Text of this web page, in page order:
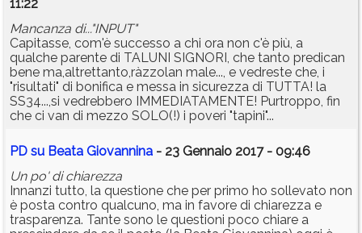
11:22
Mancanza di..."INPUT"
Capitasse, com'è successo a chi ora non c'è più, a
qualche parente di TALUNI SIGNORI, che tanto predican
bene ma,altrettanto,ràzzolan male..., e vedreste che, i
"risultati" di bonifica e messa in sicurezza di TUTTA! la
SS34...,si vedrebbero IMMEDIATAMENTE! Purtroppo, fin
che ci van di mezzo SOLO(!) i poveri "tapini"...
PD su Beata Giovannina - 23 Gennaio 2017 - 09:46
Un po' di chiarezza
Innanzi tutto, la questione che per primo ho sollevato non
è posta contro qualcuno, ma in favore di chiarezza e
trasparenza. Tante sono le questioni poco chiare a